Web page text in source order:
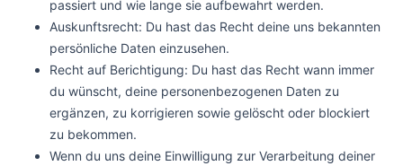
passiert und wie lange sie aufbewahrt werden.
Auskunftsrecht: Du hast das Recht deine uns bekannten
persönliche Daten einzusehen.
Recht auf Berichtigung: Du hast das Recht wann immer
du wünscht, deine personenbezogenen Daten zu
ergänzen, zu korrigieren sowie gelöscht oder blockiert
zu bekommen.
Wenn du uns deine Einwilligung zur Verarbeitung deiner